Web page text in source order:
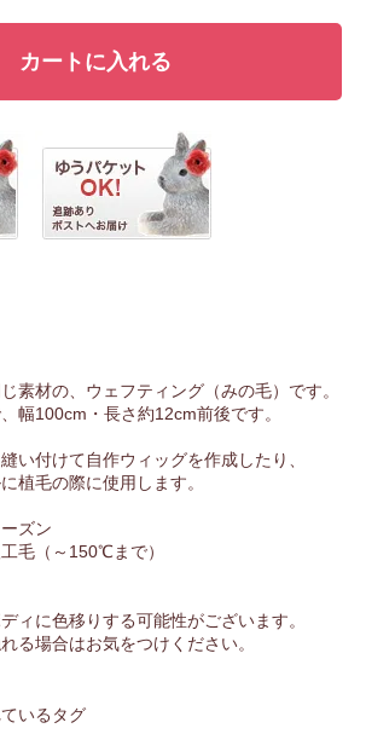
カートに入れる
素材の、ウェフティング（みの毛）です。
幅100cm・長さ約12cm前後です。
い付けて自作ウィッグを作成したり、
植毛の際に使用します。
ズン
（～150℃まで）
ィに色移りする可能性がございます。
る場合はお気をつけください。
いるタグ